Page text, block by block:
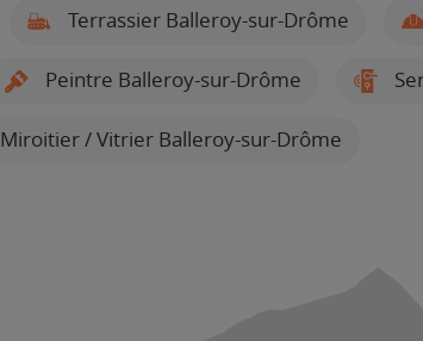
Terrassier Balleroy-sur-Drôme
Peintre Balleroy-sur-Drôme
Miroitier / Vitrier Balleroy-sur-Drôme